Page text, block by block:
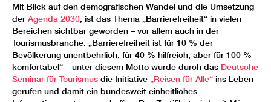
Mit Blick auf den demografischen Wandel und die Umsetzung
der Agenda 2030, ist das Thema „Barrierefreiheit“ in vielen
Bereichen sichtbar geworden – vor allem auch in der
Tourismusbranche. „Barrierefreiheit ist für 10 % der
Bevölkerung unentbehrlich, für 40 % hilfreich, aber für 100 %
komfortabel“ – unter diesem Motto wurde durch das Deutsche
Seminar für Tourismus die Initiative „Reisen für Alle“ ins Leben
gerufen und damit ein bundesweit einheitliches